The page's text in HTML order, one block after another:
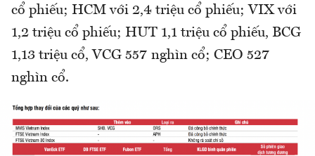
cổ phiếu; HCM với 2,4 triệu cổ phiếu; VIX với
1,2 triệu cổ phiếu; HUT 1,1 triệu cổ phiếu, BCG
1,13 triệu cổ, VCG 557 nghìn cổ; CEO 527
nghìn cổ.